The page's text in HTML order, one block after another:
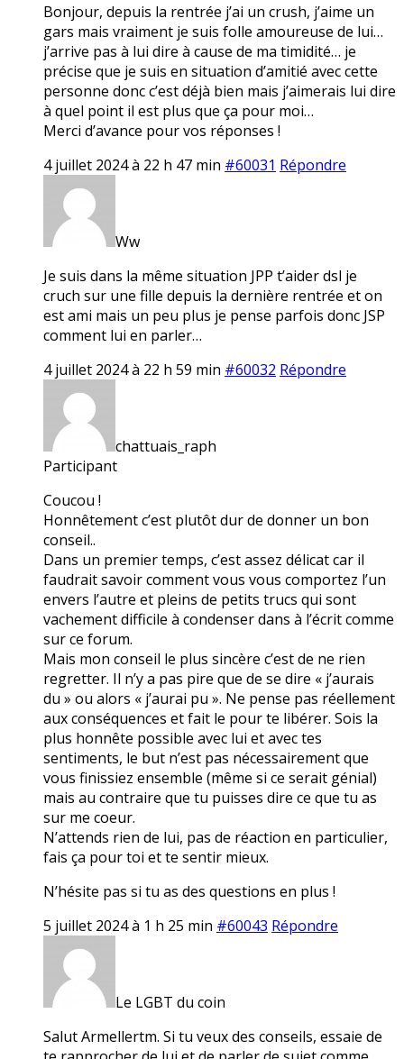
Bonjour, depuis la rentrée j’ai un crush, j’aime un
gars mais vraiment je suis folle amoureuse de lui…
j’arrive pas à lui dire à cause de ma timidité… je
précise que je suis en situation d’amitié avec cette
personne donc c’est déjà bien mais j’aimerais lui dire
à quel point il est plus que ça pour moi…
Merci d’avance pour vos réponses !
4 juillet 2024 à 22 h 47 min #60031 Répondre
Ww
Je suis dans la même situation JPP t’aider dsl je
cruch sur une fille depuis la dernière rentrée et on
est ami mais un peu plus je pense parfois donc JSP
comment lui en parler…
4 juillet 2024 à 22 h 59 min #60032 Répondre
chattuais_raph
Participant
Coucou !
Honnêtement c’est plutôt dur de donner un bon
conseil..
Dans un premier temps, c’est assez délicat car il
faudrait savoir comment vous vous comportez l’un
envers l’autre et pleins de petits trucs qui sont
vachement difficile à condenser dans à l’écrit comme
sur ce forum.
Mais mon conseil le plus sincère c’est de ne rien
regretter. Il n’y a pas pire que de se dire « j’aurais
du » ou alors « j’aurai pu ». Ne pense pas réellement
aux conséquences et fait le pour te libérer. Sois la
plus honnête possible avec lui et avec tes
sentiments, le but n’est pas nécessairement que
vous finissiez ensemble (même si ce serait génial)
mais au contraire que tu puisses dire ce que tu as
sur me coeur.
N’attends rien de lui, pas de réaction en particulier,
fais ça pour toi et te sentir mieux.
N’hésite pas si tu as des questions en plus !
5 juillet 2024 à 1 h 25 min #60043 Répondre
Le LGBT du coin
Salut Armellertm. Si tu veux des conseils, essaie de